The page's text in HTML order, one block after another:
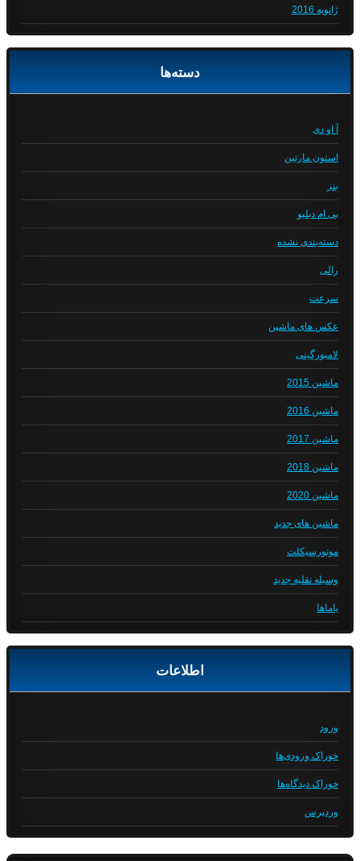
ژانویه 2016
دسته‌ها
آ او دی
استون مارتین
بنز
بی ام دبلیو
دسته‌بندی نشده
رالی
سرعت
عکس های ماشین
لامبورگینی
ماشین 2015
ماشین 2016
ماشین 2017
ماشین 2018
ماشین 2020
ماشین های جدید
موتورسیکلت
وسیله نقلیه جدید
یاماها
اطلاعات
ورود
خوراک ورودی‌ها
خوراک دیدگاه‌ها
وردپرس